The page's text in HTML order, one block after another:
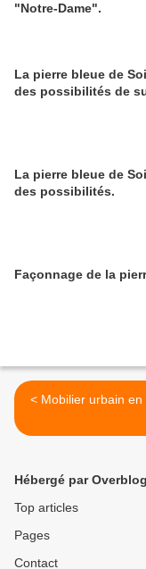
"Notre-Dame".
La pierre bleue de
des possibilités de
La pierre bleue de
des possibilités.
Façonnage de la
< Mobilier urbain
Hébergé par Overblog
Top articles
Pages
Contact